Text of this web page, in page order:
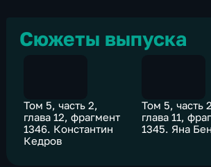
Сюжеты выпуска
Том 5, часть 2,
глава 12, фрагмент
1346. Константин
Кедров
Том 5, часть
глава 11,
1345. Яна